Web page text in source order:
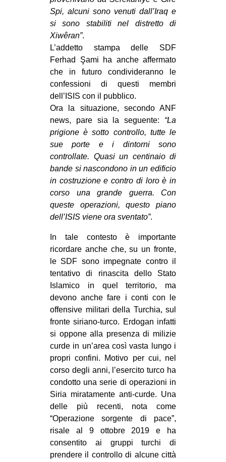
Spi, alcuni sono venuti dall’Iraq e
si sono stabiliti nel distretto di
Xiwêran”.
L’addetto stampa delle SDF
Ferhad Şami ha anche affermato
che in futuro condivideranno le
confessioni di questi membri
dell’ISIS con il pubblico.
Ora la situazione, secondo ANF
news, pare sia la seguente: “La
prigione è sotto controllo, tutte le
sue porte e i dintorni sono
controllate. Quasi un centinaio di
bande si nascondono in un edificio
in costruzione e contro di loro è in
corso una grande guerra. Con
queste operazioni, questo piano
dell’ISIS viene ora sventato”.
In tale contesto è importante
ricordare anche che, su un fronte,
le SDF sono impegnate contro il
tentativo di rinascita dello Stato
Islamico in quel territorio, ma
devono anche fare i conti con le
offensive militari della Turchia, sul
fronte siriano-turco. Erdogan infatti
si oppone alla presenza di milizie
curde in un’area così vasta lungo i
propri confini. Motivo per cui, nel
corso degli anni, l’esercito turco ha
condotto una serie di operazioni in
Siria miratamente anti-curde. Una
delle più recenti, nota come
“Operazione sorgente di pace”,
risale al 9 ottobre 2019 e ha
consentito ai gruppi turchi di
prendere il controllo di alcune città